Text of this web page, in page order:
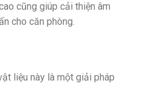
cũng giúp cải thiện âm
cho căn phòng.
liệu này là một giải pháp